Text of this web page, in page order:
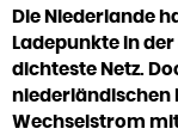
Die Niederlande
Ladepunkte in
dichteste Netz.
niederländischen
Wechselstrom